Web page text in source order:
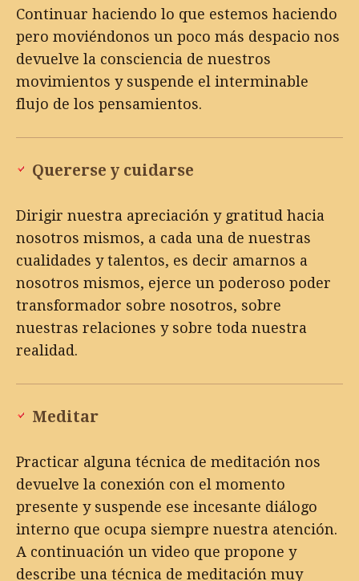
Continuar haciendo lo que estemos haciendo
pero moviéndonos un poco más despacio nos
devuelve la consciencia de nuestros
movimientos y suspende el interminable
flujo de los pensamientos.
Quererse y cuidarse
Dirigir nuestra apreciación y gratitud hacia
nosotros mismos, a cada una de nuestras
cualidades y talentos, es decir amarnos a
nosotros mismos, ejerce un poderoso poder
transformador sobre nosotros, sobre
nuestras relaciones y sobre toda nuestra
realidad.
Meditar
Practicar alguna técnica de meditación nos
devuelve la conexión con el momento
presente y suspende ese incesante diálogo
interno que ocupa siempre nuestra atención.
A continuación un video que propone y
describe una técnica de meditación muy